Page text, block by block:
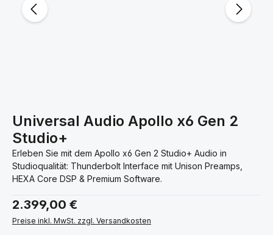
Universal Audio Apollo x6 Gen 2
Studio+
Erleben Sie mit dem Apollo x6 Gen 2 Studio+ Audio in
Studioqualität: Thunderbolt Interface mit Unison Preamps,
HEXA Core DSP & Premium Software.
Regulärer Preis:
2.399,00 €
Preise inkl. MwSt. zzgl. Versandkosten